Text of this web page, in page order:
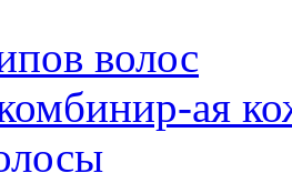
волос
ая